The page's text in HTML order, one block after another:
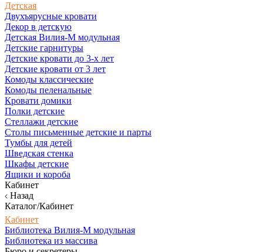
Детская
Двухъярусные кровати
Декор в детскую
Детская Вилия-М модульная
Детские гарнитуры
Детские кровати до 3-х лет
Детские кровати от 3 лет
Комоды классические
Комоды пеленальные
Кровати домики
Полки детские
Стеллажи детские
Столы письменные детские и парты
Тумбы для детей
Шведская стенка
Шкафы детские
Ящики и короба
Кабинет
Назад
Каталог/Кабинет
Кабинет
Библиотека Вилия-М модульная
Библиотека из массива